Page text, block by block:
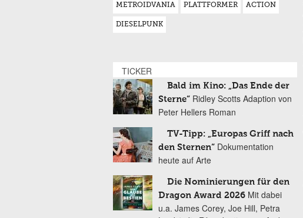
METROIDVANIA PLATTFORMER ACTION
DIESELPUNK
TICKER
Bald im Kino: „Das Ende der
Sterne“ Ridley Scotts Adaption von
Peter Hellers Roman
TV-Tipp: „Europas Griff nach
den Sternen“ Dokumentation
heute auf Arte
Die Nominierungen für den
Dragon Award 2026 Mit dabei
u.a. James Corey, Joe Hill, Petra